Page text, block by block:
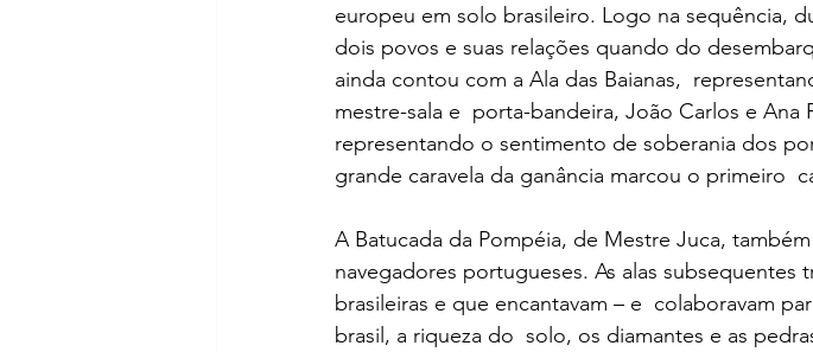
europeu em solo brasileiro. Logo na sequência,
dois povos e suas relações quando do
ainda contou com a Ala das Baianas,
mestre-sala e  porta-bandeira, João Carlos e Ana
representando o sentimento de soberania dos
grande caravela da ganância marcou o primeiro
A Batucada da Pompéia, de Mestre Juca,
navegadores portugueses. As alas subsequentes
brasileiras e que encantavam – e  colaboravam
brasil, a riqueza do  solo, os diamantes e as